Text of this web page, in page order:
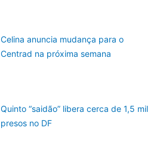
Celina anuncia mudança para o
Centrad na próxima semana
Quinto “saidão” libera cerca de 1,5 mil
presos no DF